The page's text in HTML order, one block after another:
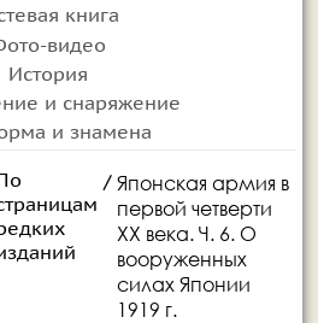
книга
видео
История
и снаряжение
и знамена
/ Японская армия в
первой четверти
XX века. Ч. 6. О
вооруженных
силах Японии
1919 г.